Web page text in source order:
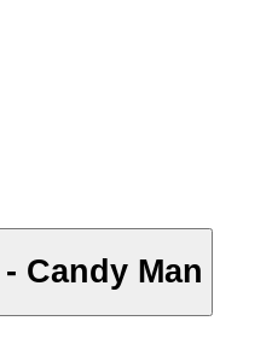
Candy Man